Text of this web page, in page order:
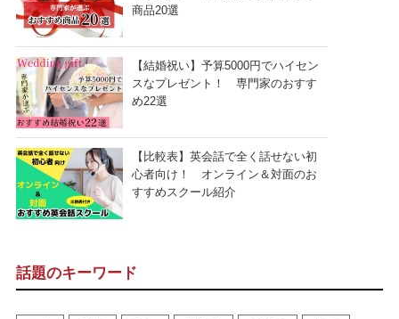
商品20選
【結婚祝い】予算5000円でハイセン
スなプレゼント！ 専門家のおすす
め22選
【比較表】英会話で全く話せない初
心者向け！ オンライン＆対面のお
すすめスクール紹介
話題のキーワード